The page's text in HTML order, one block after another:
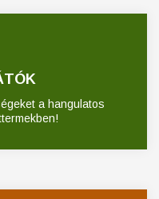
a hangulatos